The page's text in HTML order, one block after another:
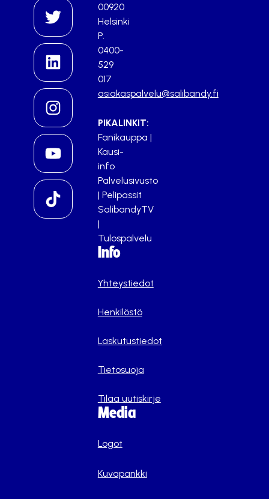
00920
Helsinki
P.
0400-
529
017
asiakaspalvelu@salibandy.fi
PIKALINKIT:
Fanikauppa |
Kausi-
info
Palvelusivusto
| Pelipassit
SalibandyTV
|
Tulospalvelu
Info
Yhteystiedot
Henkilöstö
Laskutustiedot
Tietosuoja
Tilaa uutiskirje
Media
Logot
Kuvapankki